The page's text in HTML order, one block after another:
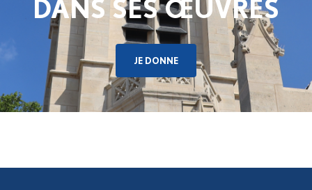
DANS SES ŒUVRES
JE DONNE